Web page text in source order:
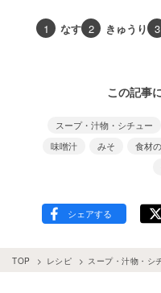
1 なす 2 きゅうり 3
この記事
スープ・汁物・シチュー
味噌汁
みそ 食材
TOP レシピ スープ・汁物・シ